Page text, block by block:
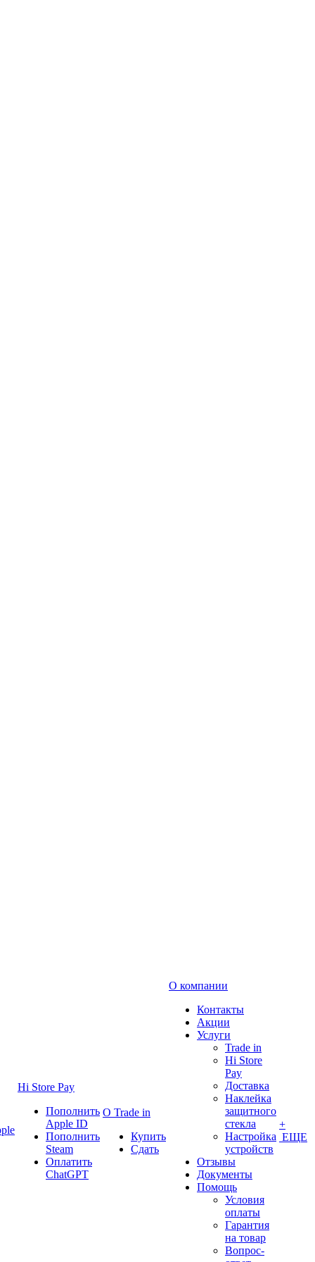
Hi Store Pay
Пополнить
Apple ID
Пополнить
Steam
Оплатить
ChatGPT
О Trade in
Купить
Сдать
О компании
Контакты
Акции
Услуги
Trade in
Hi Store
Pay
Доставка
Наклейка
защитного
стекла
Настройка
устройств
Отзывы
Документы
Помощь
Условия
оплаты
Гарантия
на товар
Вопрос-
+
ЕЩЕ